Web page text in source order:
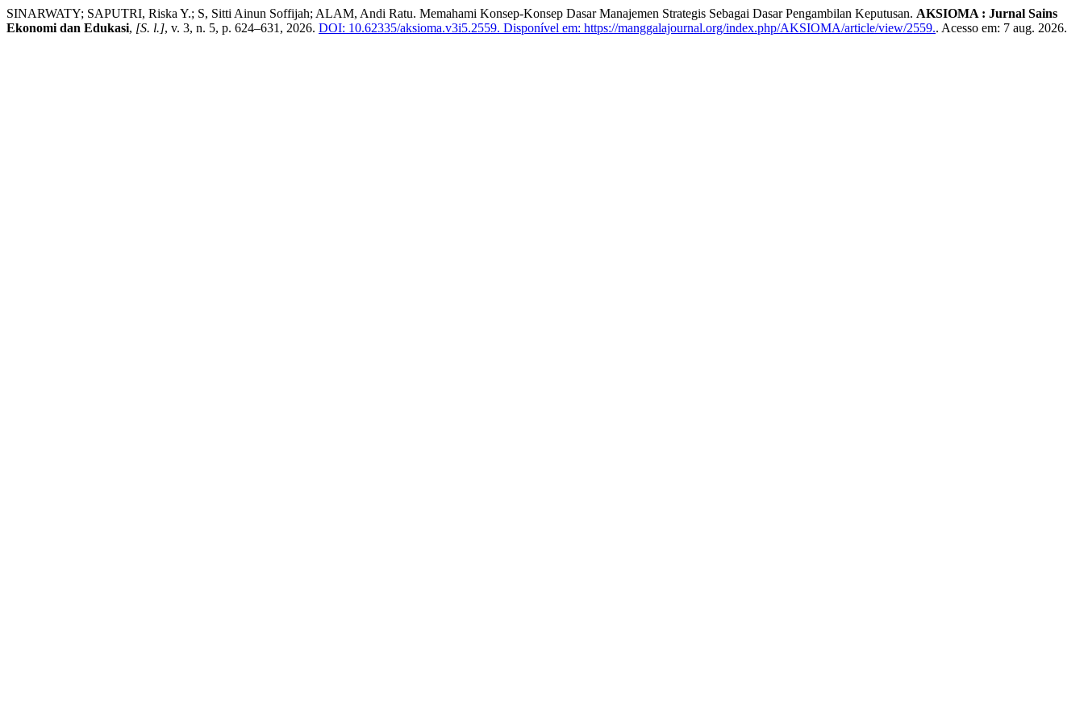
SINARWATY; SAPUTRI, Riska Y.; S, Sitti Ainun Soffijah; ALAM, Andi Ratu. Memahami Konsep-Konsep Dasar Manajemen Strategis Sebagai Dasar Pengambilan Keputusan. AKSIOMA : Jurnal Sains
Ekonomi dan Edukasi, [S. l.], v. 3, n. 5, p. 624–631, 2026. DOI: 10.62335/aksioma.v3i5.2559. Disponível em: https://manggalajournal.org/index.php/AKSIOMA/article/view/2559.. Acesso em: 7 aug. 2026.